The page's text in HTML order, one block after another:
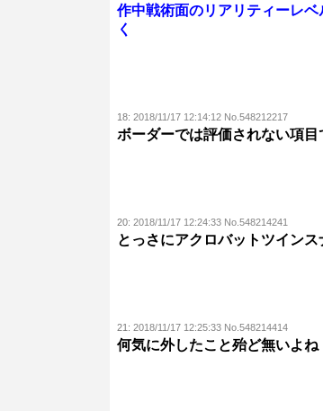
作中戦術面のリアリティーレ
く
18: 2018/11/17 12:14:12 No.548212217
ボーダーでは評価されない項
20: 2018/11/17 12:24:33 No.548214241
とっさにアクロバットツイン
21: 2018/11/17 12:25:33 No.548214414
何気に外したこと殆ど無いよね